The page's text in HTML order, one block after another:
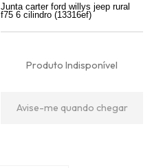
Junta carter ford willys jeep rural
f75 6 cilindro (13316ef)
Produto Indisponível
Avise-me quando chegar